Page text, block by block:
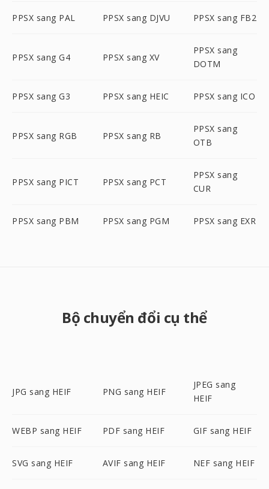
PPSX sang PAL PPSX sang DJVU PPSX sang FB2
PPSX sang G4 PPSX sang XV
PPSX sang
DOTM
PPSX sang G3 PPSX sang HEIC PPSX sang ICO
PPSX sang RGB PPSX sang RB
PPSX sang
OTB
PPSX sang PICT PPSX sang PCT
PPSX sang
CUR
PPSX sang PBM PPSX sang PGM PPSX sang EXR
Bộ chuyển đổi cụ thể
JPG sang HEIF PNG sang HEIF
JPEG sang
HEIF
WEBP sang HEIF PDF sang HEIF GIF sang HEIF
SVG sang HEIF AVIF sang HEIF NEF sang HEIF